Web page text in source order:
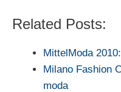
Related Posts:
MittelModa
Milano Fashion
moda